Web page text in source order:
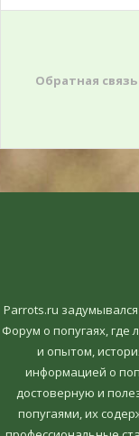
Обратная связь
Parrots.ru
Форум о попугаях, где
и опытом,
информацией о
достоверную и
попугаями, их